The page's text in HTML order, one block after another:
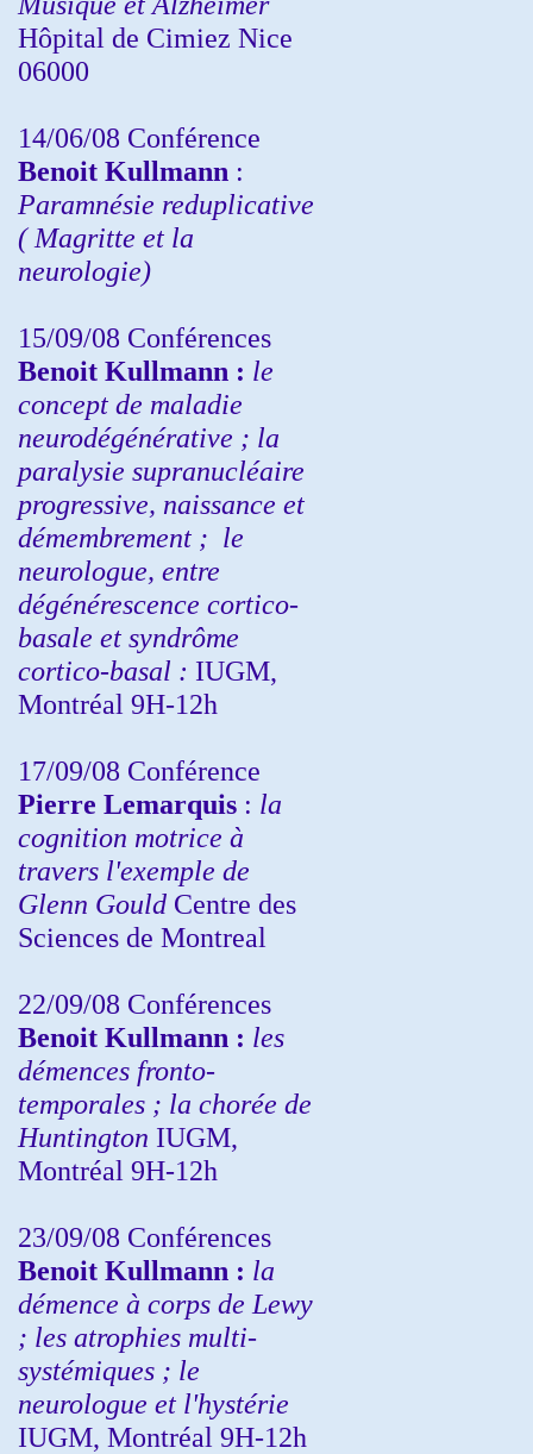
Hôpital de Cimiez Nice
06000
14/06/08 Conférence
Benoit Kullmann :
Paramnésie reduplicative
( Magritte et la
neurologie)
15/09/08 Conférences
Benoit Kullmann : le
concept de maladie
neurodégénérative ; la
paralysie supranucléaire
progressive, naissance et
démembrement ; le
neurologue, entre
dégénérescence cortico-
basale et syndrôme
cortico-basal : IUGM,
Montréal 9H-12h
17/09/08 Conférence
Pierre Lemarquis : la
cognition motrice à
travers l'exemple de
Glenn Gould Centre des
Sciences de Montreal
22/09/08 Conférences
Benoit Kullmann : les
démences fronto-
temporales ; la chorée de
Huntington IUGM,
Montréal 9H-12h
23/09/08 Conférences
Benoit Kullmann : la
démence à corps de Lewy
; les atrophies multi-
systémiques ; le
neurologue et l'hystérie
IUGM, Montréal 9H-12h